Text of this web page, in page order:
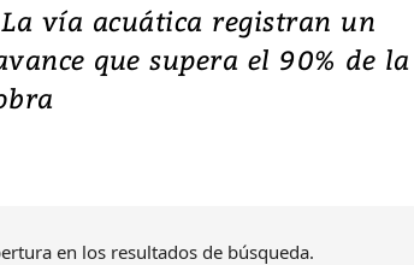
La vía acuática registran un
que supera el 90% de la
en los resultados de búsqueda.
Video: Lula lanza su
candidatura con